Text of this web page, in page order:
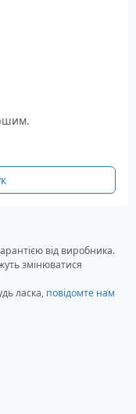
з подвійним
тканини
клапан
та колін
від виробника.
змінюватися
ласка, повідомте нам